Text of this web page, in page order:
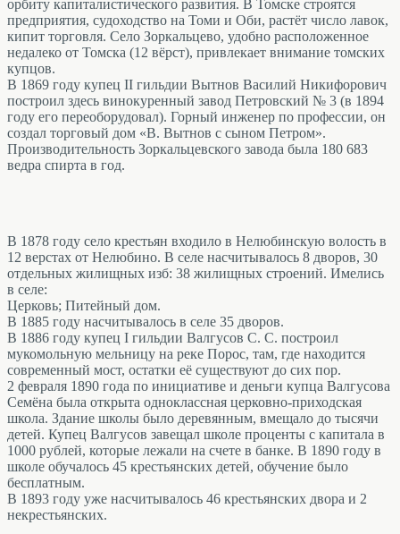
орбиту капиталистического развития. В Томске строятся
предприятия, судоходство на Томи и Оби, растёт число лавок,
кипит торговля. Село Зоркальцево, удобно расположенное
недалеко от Томска (12 вёрст), привлекает внимание томских
купцов.
В 1869 году купец II гильдии Вытнов Василий Никифорович
построил здесь винокуренный завод Петровский № 3 (в 1894
году его переоборудовал). Горный инженер по профессии, он
создал торговый дом «В. Вытнов с сыном Петром».
Производительность Зоркальцевского завода была 180 683
ведра спирта в год.
В 1878 году село крестьян входило в Нелюбинскую волость в
12 верстах от Нелюбино. В селе насчитывалось 8 дворов, 30
отдельных жилищных изб: 38 жилищных строений. Имелись
в селе:
Церковь; Питейный дом.
В 1885 году насчитывалось в селе 35 дворов.
В 1886 году купец I гильдии Валгусов С. С. построил
мукомольную мельницу на реке Порос, там, где находится
современный мост, остатки её существуют до сих пор.
2 февраля 1890 года по инициативе и деньги купца Валгусова
Семёна была открыта одноклассная церковно-приходская
школа. Здание школы было деревянным, вмещало до тысячи
детей. Купец Валгусов завещал школе проценты с капитала в
1000 рублей, которые лежали на счете в банке. В 1890 году в
школе обучалось 45 крестьянских детей, обучение было
бесплатным.
В 1893 году уже насчитывалось 46 крестьянских двора и 2
некрестьянских.